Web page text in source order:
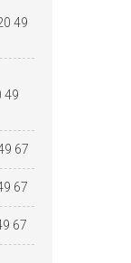
49
49
67
67
67